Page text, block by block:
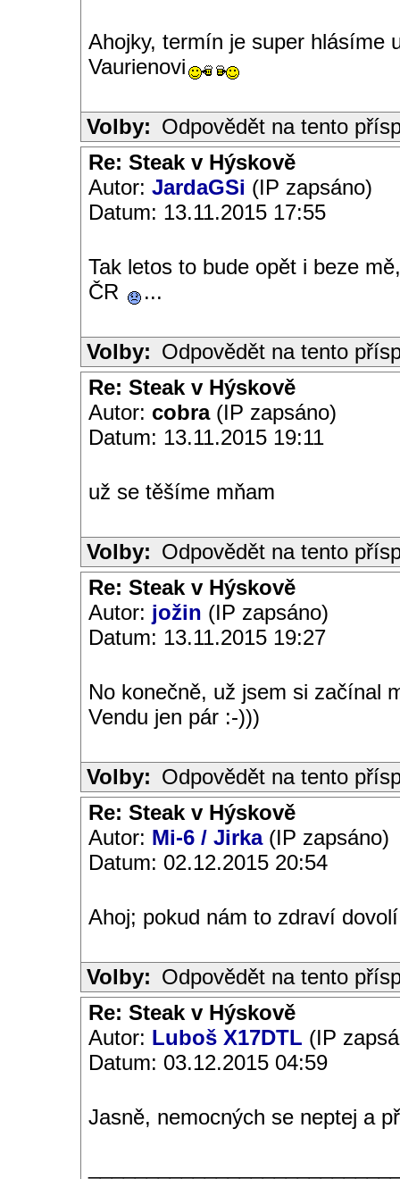
Ahojky, termín je super hlásíme
Vaurienovi
Volby: Odpovědět na tento
Re: Steak v Hýskově
Autor: JardaGSi (IP zapsáno)
Datum: 13.11.2015 17:55
Tak letos to bude opět i beze
ČR
...
Volby: Odpovědět na tento
Re: Steak v Hýskově
Autor: cobra(IP zapsáno)
Datum: 13.11.2015 19:11
už se těšíme mňam
Volby: Odpovědět na tento
Re: Steak v Hýskově
Autor: jožin (IP zapsáno)
Datum: 13.11.2015 19:27
No konečně, už jsem si začínal
Vendu jen pár :-)))
Volby: Odpovědět na tento
Re: Steak v Hýskově
Autor: Mi-6 / Jirka(IP zapsáno)
Datum: 02.12.2015 20:54
Ahoj; pokud nám to zdraví
Volby: Odpovědět na tento
Re: Steak v Hýskově
Autor: Luboš X17DTL (IP
Datum: 03.12.2015 04:59
Jasně, nemocných se neptej a